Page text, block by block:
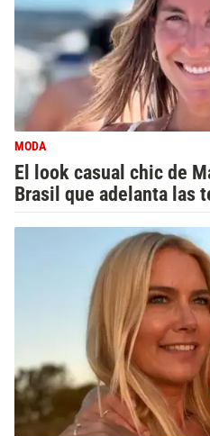
MODA
El look casual chic de
Brasil que adelanta las